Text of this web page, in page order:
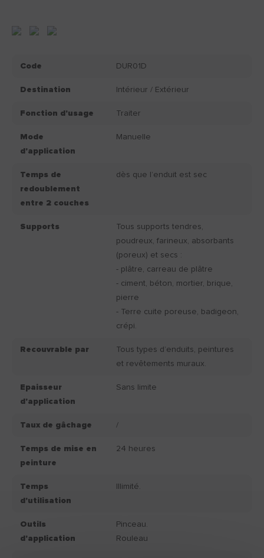
Code DUR01D
Destination Intérieur / Extérieur
Fonction d'usage Traiter
Mode
d'application
Manuelle
Temps de
redoublement
entre 2 couches
dès que l’enduit est sec
Supports
Tous supports tendres,
poudreux, farineux, absorbants
(poreux) et secs :
- plâtre, carreau de plâtre
- ciment, béton, mortier, brique,
pierre
- Terre cuite poreuse, badigeon,
crépi.
Recouvrable par
Tous types d’enduits, peintures
et revêtements muraux.
Epaisseur
d'application
Sans limite
Taux de gâchage /
Temps de mise en
peinture
24 heures
Temps
d'utilisation
Illimité.
Outils
d'application
Pinceau.
Rouleau